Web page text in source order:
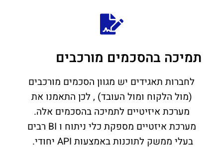
תמיכה בהסכמים מורכבים
לחברות תאגידים יש מגוון הסכמים מורכבים
(מול הלקוח ומול העובד) , לכן התאמנו את
מערכת איזיטיים לתמיכה בהסכמים אלה.
מערכת איזטיים מספקת כלי ניתוח ו BI רבים
בעלי ממשק לתוכנות באמצעות API יחודי.